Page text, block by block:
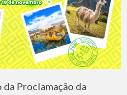
Proclamação da